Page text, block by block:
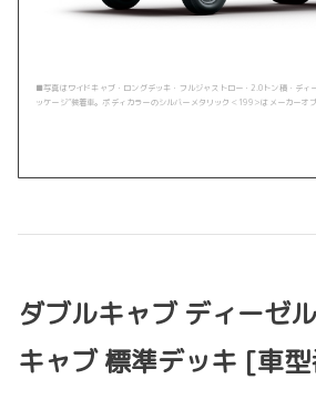
■写真はワイドキャブ・ロングデッキ・フルジャストロー・2.0トン積・ディ
ッケージ”装着車。ボディカラーのシルバーメタリック＜199＞はメーカーオ
ダブルキャブ ディーゼ
キャブ 標準デッキ [車